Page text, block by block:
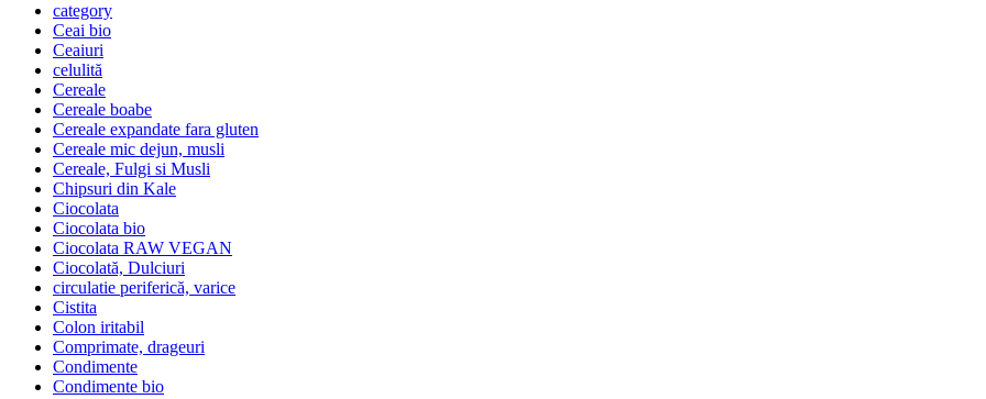
category
Ceai bio
Ceaiuri
celulită
Cereale
Cereale boabe
Cereale expandate fara gluten
Cereale mic dejun, musli
Cereale, Fulgi si Musli
Chipsuri din Kale
Ciocolata
Ciocolata bio
Ciocolata RAW VEGAN
Ciocolată, Dulciuri
circulatie periferică, varice
Cistita
Colon iritabil
Comprimate, drageuri
Condimente
Condimente bio